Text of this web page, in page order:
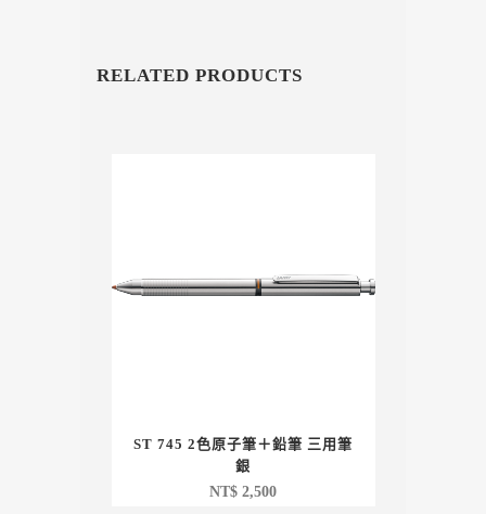
RELATED PRODUCTS
ST 745 2色原子筆＋鉛筆 三用筆
銀
NT$ 2,500